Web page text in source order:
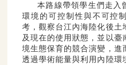
本路線帶領學生們走入
環境的可控制性與不可控
考，觀察台江內海陸化後土
及現在的使用狀態，並以臺
境生態保育的競合演變，進
透過學術能量與利用內陸環